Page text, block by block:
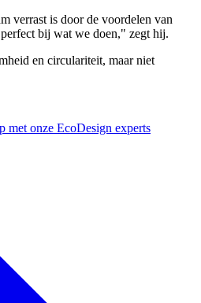
verrast is door de voordelen van
bij wat we doen," zegt hij.
en circulariteit, maar niet
met onze EcoDesign experts